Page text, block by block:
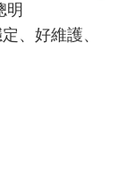
明
、好維護、